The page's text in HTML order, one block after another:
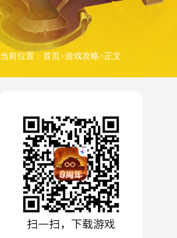
当前位置： 首页>游戏攻略>正文
扫一扫，下载游戏